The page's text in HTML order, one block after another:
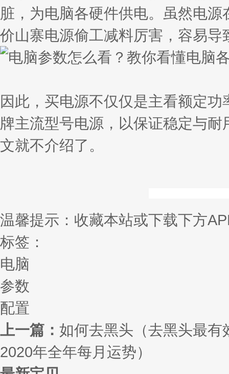
脏，为电脑各硬件供电。虽然电
价山寨电源偷工减料厉害，容易
因此，买电源不仅仅是主看额定
牌主流型号电源，以保证稳定与
文就不介绍了。
温馨提示：收藏本站或下载下方
标签：
电脑
参数
配置
上一篇： 如何去黑头（去黑头最有
2020年全年每月运势）